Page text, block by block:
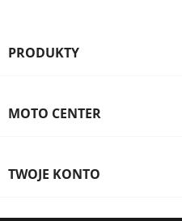
PRODUKTY
MOTO CENTER
TWOJE KONTO